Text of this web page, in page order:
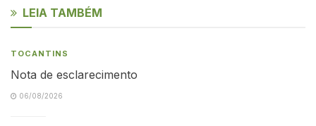
LEIA TAMBÉM
TOCANTINS
Nota de esclarecimento
06/08/2026